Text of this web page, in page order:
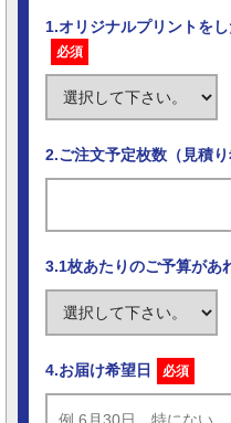
1.オリジナルプリントを
必須
2.ご注文予定枚数（見積り
3.1枚あたりのご予算があ
4.お届け希望日 必須